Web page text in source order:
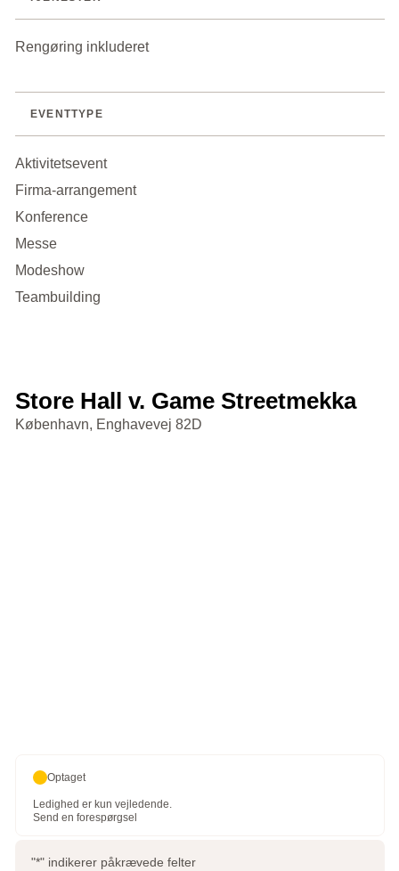
Rengøring inkluderet
EVENTTYPE
Aktivitetsevent
Firma-arrangement
Konference
Messe
Modeshow
Teambuilding
Store Hall v. Game Streetmekka
København, Enghavevej 82D
Optaget
Ledighed er kun vejledende.
Send en forespørgsel
"*" indikerer påkrævede felter